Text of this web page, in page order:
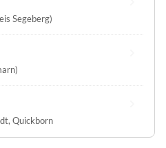
Segeberg)
, Quickborn